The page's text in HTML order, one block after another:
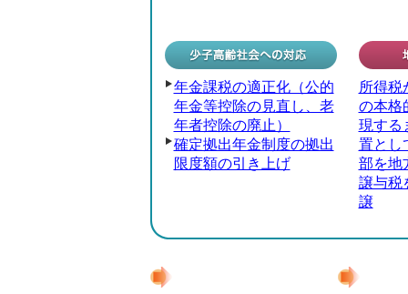
年金課税の適正化（公的
年金等控除の見直し、老
年者控除の廃止）
確定拠出年金制度の拠出
限度額の引き上げ
所得税
の本格
現する
置とし
部を地
譲与税
譲